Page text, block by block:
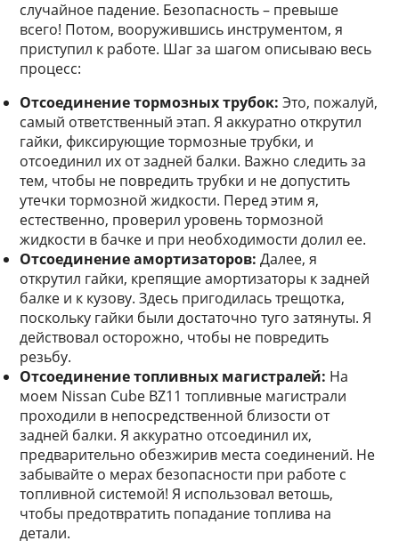
случайное падение. Безопасность – превыше
всего! Потом, вооружившись инструментом, я
приступил к работе. Шаг за шагом описываю весь
процесс:
Отсоединение тормозных трубок: Это, пожалуй,
самый ответственный этап. Я аккуратно открутил
гайки, фиксирующие тормозные трубки, и
отсоединил их от задней балки. Важно следить за
тем, чтобы не повредить трубки и не допустить
утечки тормозной жидкости. Перед этим я,
естественно, проверил уровень тормозной
жидкости в бачке и при необходимости долил ее.
Отсоединение амортизаторов: Далее, я
открутил гайки, крепящие амортизаторы к задней
балке и к кузову. Здесь пригодилась трещотка,
поскольку гайки были достаточно туго затянуты. Я
действовал осторожно, чтобы не повредить
резьбу.
Отсоединение топливных магистралей: На
моем Nissan Cube BZ11 топливные магистрали
проходили в непосредственной близости от
задней балки. Я аккуратно отсоединил их,
предварительно обезжирив места соединений. Не
забывайте о мерах безопасности при работе с
топливной системой! Я использовал ветошь,
чтобы предотвратить попадание топлива на
детали.